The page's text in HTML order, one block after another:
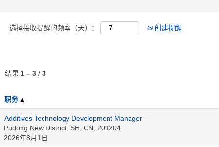
选择接收提醒的频率（天）： 创建提醒
结果 1 – 3 / 3
职务
Additives Technology Development Manager
Pudong New District, SH, CN, 201204
2026年8月1日